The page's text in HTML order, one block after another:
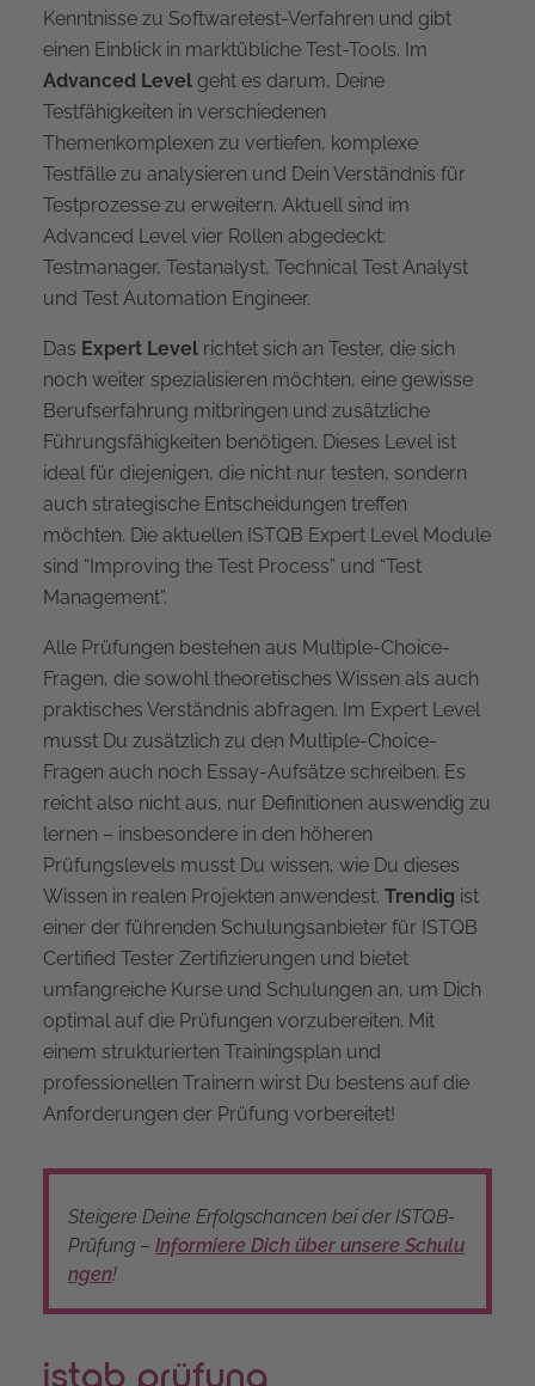
Kenntnisse zu Softwaretest-Verfahren und gibt
einen Einblick in marktübliche Test-Tools. Im
Advanced Level geht es darum, Deine
Testfähigkeiten in verschiedenen
Themenkomplexen zu vertiefen, komplexe
Testfälle zu analysieren und Dein Verständnis für
Testprozesse zu erweitern. Aktuell sind im
Advanced Level vier Rollen abgedeckt:
Testmanager, Testanalyst, Technical Test Analyst
und Test Automation Engineer.
Das Expert Level richtet sich an Tester, die sich
noch weiter spezialisieren möchten, eine gewisse
Berufserfahrung mitbringen und zusätzliche
Führungsfähigkeiten benötigen. Dieses Level ist
ideal für diejenigen, die nicht nur testen, sondern
auch strategische Entscheidungen treffen
möchten. Die aktuellen ISTQB Expert Level Module
sind “Improving the Test Process” und “Test
Management”.
Alle Prüfungen bestehen aus Multiple-Choice-
Fragen, die sowohl theoretisches Wissen als auch
praktisches Verständnis abfragen. Im Expert Level
musst Du zusätzlich zu den Multiple-Choice-
Fragen auch noch Essay-Aufsätze schreiben. Es
reicht also nicht aus, nur Definitionen auswendig zu
lernen – insbesondere in den höheren
Prüfungslevels musst Du wissen, wie Du dieses
Wissen in realen Projekten anwendest. Trendig ist
einer der führenden Schulungsanbieter für ISTQB
Certified Tester Zertifizierungen und bietet
umfangreiche Kurse und Schulungen an, um Dich
optimal auf die Prüfungen vorzubereiten. Mit
einem strukturierten Trainingsplan und
professionellen Trainern wirst Du bestens auf die
Anforderungen der Prüfung vorbereitet!
Steigere Deine Erfolgschancen bei der ISTQB-
Prüfung – Informiere Dich über unsere Schulu
ngen!
istqb prüfung